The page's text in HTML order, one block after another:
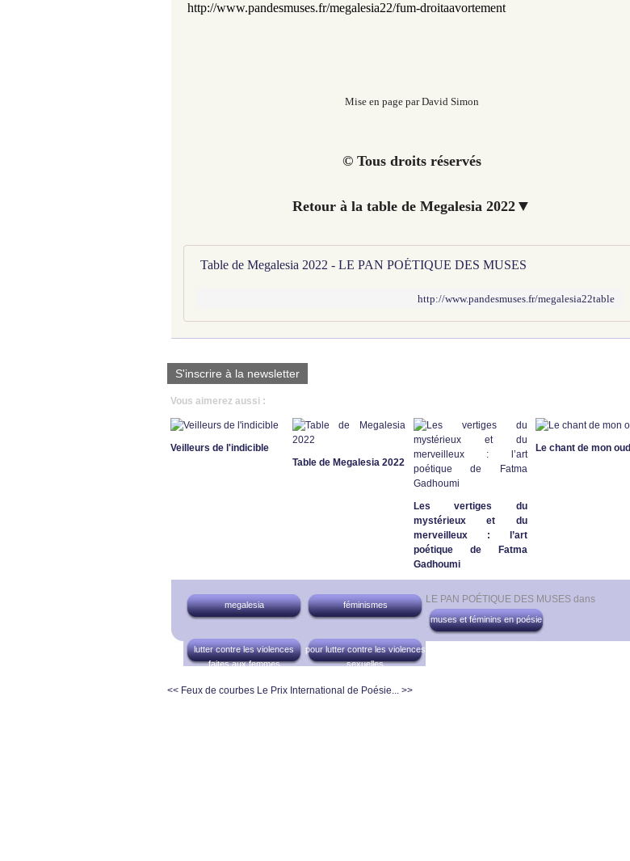
http://www.pandesmuses.fr/megalesia22/fum-droitaavortement
Mise en page par David Simon
© Tous droits réservés
Retour à la table de Megalesia 2022▼
Table de Megalesia 2022 - LE PAN POÉTIQUE DES MUSES
http://www.pandesmuses.fr/megalesia22table
S'inscrire à la newsletter
Vous aimerez aussi :
Veilleurs de l'indicible
Table de Megalesia 2022
Les vertiges du
mystérieux et du
merveilleux : l’art
poétique de Fatma
Gadhoumi
Le chant de mon oud
LE PAN POÉTIQUE DES MUSES dans
megalesia
féminismes
muses et féminins en poésie
lutter contre les violences
faites aux femmes
pour lutter contre les violences
sexuelles
<< Feux de courbes Le Prix International de Poésie... >>